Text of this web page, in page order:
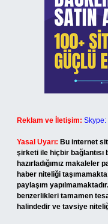
Reklam ve İletişim:
Yasal Uyarı: Bu internet
şirketi ile hiçbir bağlantısı
hazırladığımız
haber niteliği
paylaşım
benzerlikleri tamamen
halindedir ve tavsiye